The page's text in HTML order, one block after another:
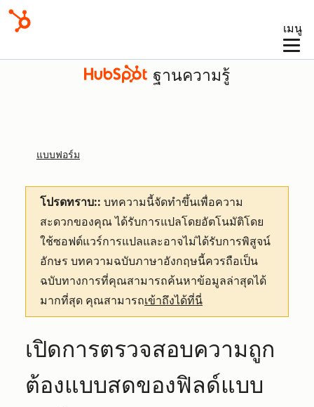
เมนู
ฐานความรู้
แบบฟอร์ม
โปรดทราบ:: บทความนี้จัดทำขึ้นเพื่อความ
สะดวกของคุณได้รับการแปลโดยอัตโนมัติโดย
ใช้ซอฟต์แวร์การแปลและอาจไม่ได้รับการพิสูจน์
อักษร บทความฉบับภาษาอังกฤษนี้ควรถือเป็น
ฉบับทางการที่คุณสามารถค้นหาข้อมูลล่าสุดได้
มากที่สุด คุณสามารถเข้าถึงได้ที่นี่
เปิดการตรวจสอบความถูก
ต้องแบบสดของฟิลด์แบบ